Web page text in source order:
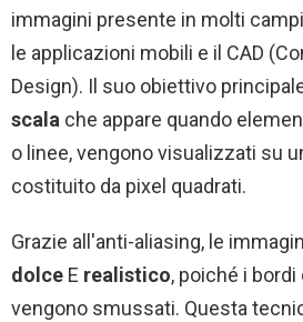
immagini presente in molti
le applicazioni mobili e il CAD
Design). Il suo obiettivo
scala che appare quando
o linee, vengono visualizzati su
costituito da pixel quadrati.
Grazie all'anti-aliasing, le
dolce E realistico, poiché i
vengono smussati. Questa